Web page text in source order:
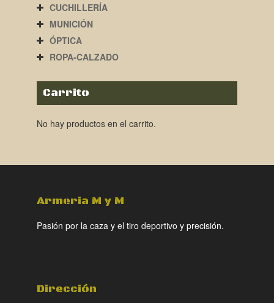
CUCHILLERÍA
MUNICIÓN
ÓPTICA
ROPA-CALZADO
Carrito
No hay productos en el carrito.
Armeria M y M
Pasión por la caza y el tiro deportivo y precisión.
Dirección